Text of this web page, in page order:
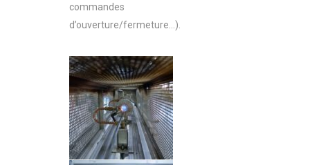
commandes
d’ouverture/fermeture…).